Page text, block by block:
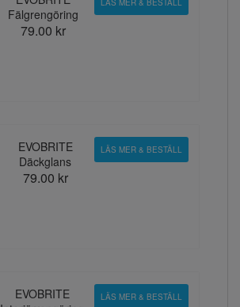
Fälgrengöring
79.00 kr
EVOBRITE
Däckglans
79.00 kr
LÄS MER & BESTÄLL
EVOBRITE
LÄS MER & BESTÄLL